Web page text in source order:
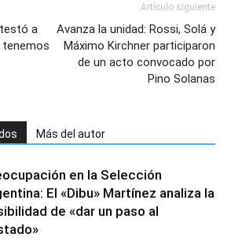
a
Artículo siguiente
Avanza la unidad: Rossi, Solá y
Máximo Kirchner participaron
de un acto convocado por
Pino Solanas
Más del autor
en la Selección
El «Dibu» Martínez analiza la
de «dar un paso al